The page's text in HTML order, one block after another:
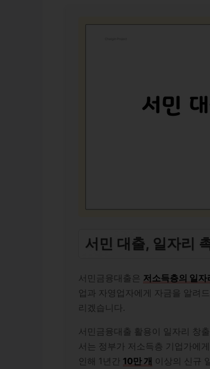
서민 대출, 일자리
서민금융대출은 저소득층의 일자
업과 자영업자에게 자금을 알려
리겠습니다.
서민금융대출 활용이 일자리 창
서는 정부가 저소득층 기업가에
인해 1년간 10만 개 이상의 신규